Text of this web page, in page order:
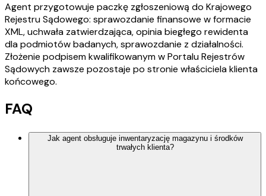
Agent przygotowuje paczkę zgłoszeniową do Krajowego
Rejestru Sądowego: sprawozdanie finansowe w formacie
XML, uchwała zatwierdzająca, opinia biegłego rewidenta
dla podmiotów badanych, sprawozdanie z działalności.
Złożenie podpisem kwalifikowanym w Portalu Rejestrów
Sądowych zawsze pozostaje po stronie właściciela klienta
końcowego.
FAQ
Jak agent obsługuje inwentaryzację magazynu i środków
trwałych klienta?